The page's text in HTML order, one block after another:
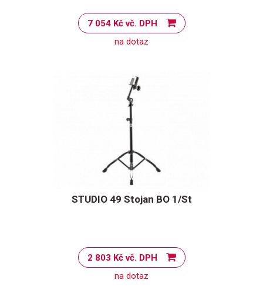
7 054 Kč vč. DPH
na dotaz
STUDIO 49 Stojan BO 1/St
2 803 Kč vč. DPH
na dotaz